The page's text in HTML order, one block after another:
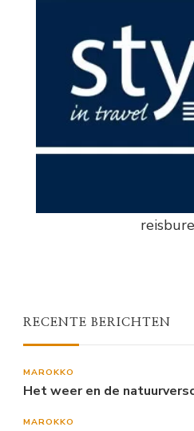
RECENTE BERICHTEN
MAROKKO
Het weer en de
MAROKKO